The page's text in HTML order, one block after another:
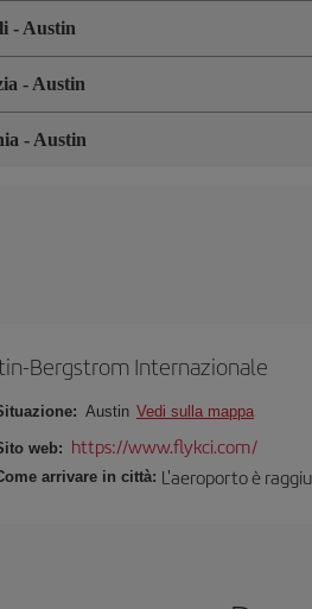
- Austin
- Austin
- Austin
Bergstrom Internazionale
Austin Vedi sulla mappa
web: https://www.flykci.com/
arrivare in città: L'aeroporto è